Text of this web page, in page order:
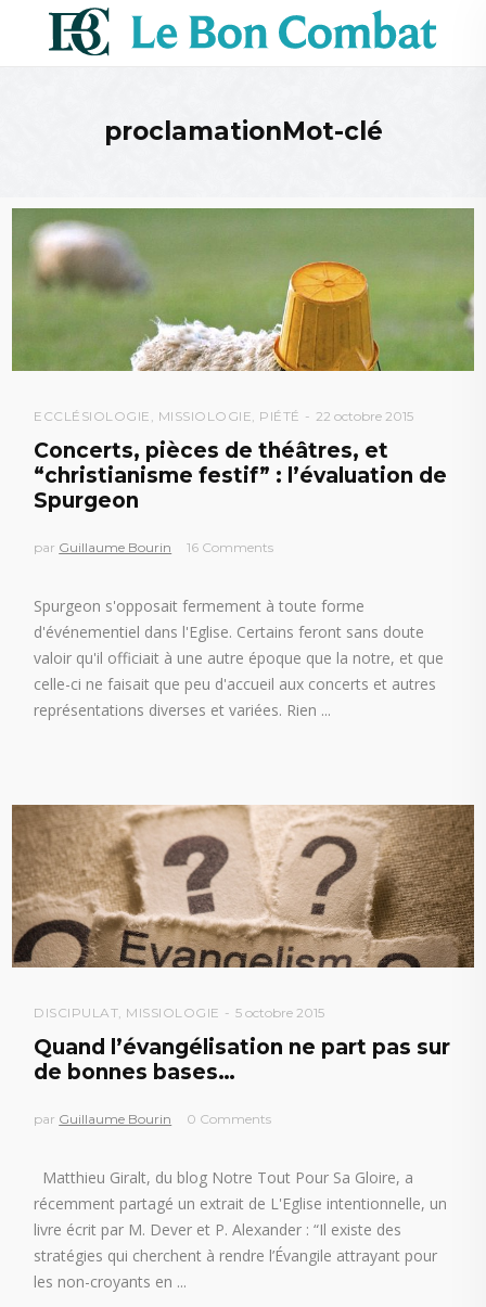
proclamationMot-clé
ECCLÉSIOLOGIE , MISSIOLOGIE, PIÉTÉ 22 octobre 2015
Concerts, pièces de théâtres, et
“christianisme festif” : l’évaluation de
Spurgeon
par Guillaume Bourin 16 Comments
Spurgeon s'opposait fermement à toute forme
d'événementiel dans l'Eglise. Certains feront sans doute
valoir qu'il officiait à une autre époque que la notre, et que
celle-ci ne faisait que peu d'accueil aux concerts et autres
représentations diverses et variées. Rien
DISCIPULAT, MISSIOLOGIE 5 octobre 2015
Quand l’évangélisation ne part pas sur
de bonnes bases…
par Guillaume Bourin 0 Comments
Matthieu Giralt, du blog Notre Tout Pour Sa Gloire, a
récemment partagé un extrait de L'Eglise intentionnelle, un
livre écrit par M. Dever et P. Alexander : “Il existe des
stratégies qui cherchent à rendre l’Évangile attrayant pour
les non-croyants en